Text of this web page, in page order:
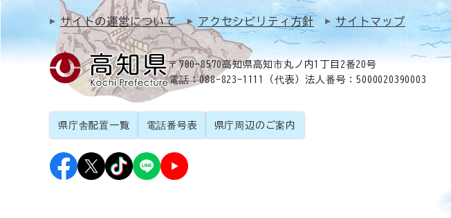
サイトの運営について アクセシビリティ方針 サイトマップ
〒780-8570高知県高知市丸ノ内1丁目2番20号
電話：088-823-1111（代表）法人番号：5000020390003
県庁舎配置一覧 電話番号表 県庁周辺のご案内